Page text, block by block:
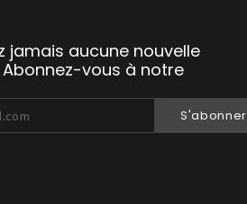
jamais aucune nouvelle
vous à notre
S'abonner